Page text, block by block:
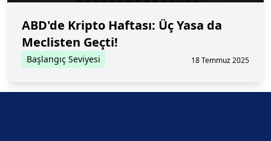
ABD'de Kripto Haftası: Üç Yasa da
Meclisten Geçti!
Başlangıç Seviyesi 18 Temmuz 2025